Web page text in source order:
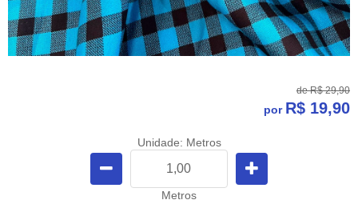
de R$ 29,90
por R$ 19,90
Unidade: Metros
Metros